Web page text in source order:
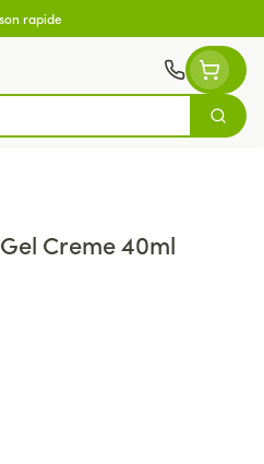
rapide
Creme 40ml